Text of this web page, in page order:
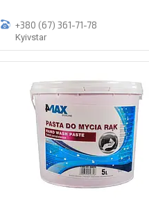
+380 (67) 361-71-78
Kyivstar